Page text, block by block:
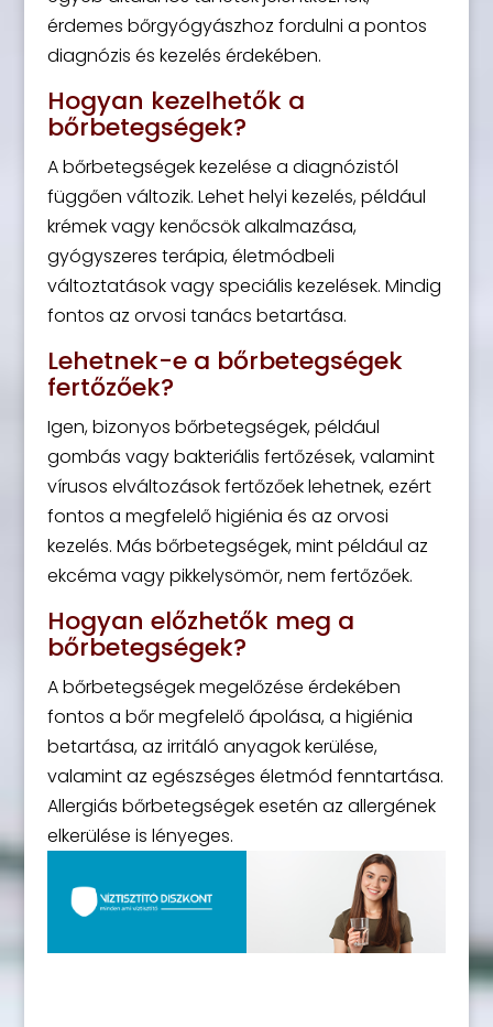
érdemes bőrgyógyászhoz fordulni a pontos
diagnózis és kezelés érdekében.
Hogyan kezelhetők a
bőrbetegségek?
A bőrbetegségek kezelése a diagnózistól
függően változik. Lehet helyi kezelés, például
krémek vagy kenőcsök alkalmazása,
gyógyszeres terápia, életmódbeli
változtatások vagy speciális kezelések. Mindig
fontos az orvosi tanács betartása.
Lehetnek-e a bőrbetegségek
fertőzőek?
Igen, bizonyos bőrbetegségek, például
gombás vagy bakteriális fertőzések, valamint
vírusos elváltozások fertőzőek lehetnek, ezért
fontos a megfelelő higiénia és az orvosi
kezelés. Más bőrbetegségek, mint például az
ekcéma vagy pikkelysömör, nem fertőzőek.
Hogyan előzhetők meg a
bőrbetegségek?
A bőrbetegségek megelőzése érdekében
fontos a bőr megfelelő ápolása, a higiénia
betartása, az irritáló anyagok kerülése,
valamint az egészséges életmód fenntartása.
Allergiás bőrbetegségek esetén az allergének
elkerülése is lényeges.